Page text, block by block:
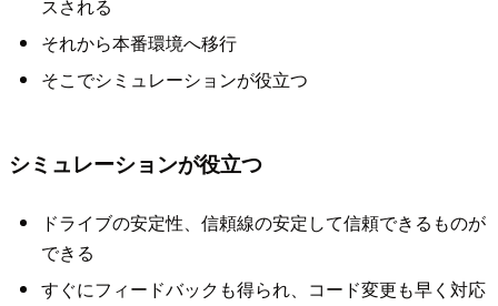
スされる
それから本番環境へ移行
そこでシミュレーションが役立つ
シミュレーションが役立つ
ドライブの安定性、信頼線の安定して信頼できるものが
できる
すぐにフィードバックも得られ、コード変更も早く対応